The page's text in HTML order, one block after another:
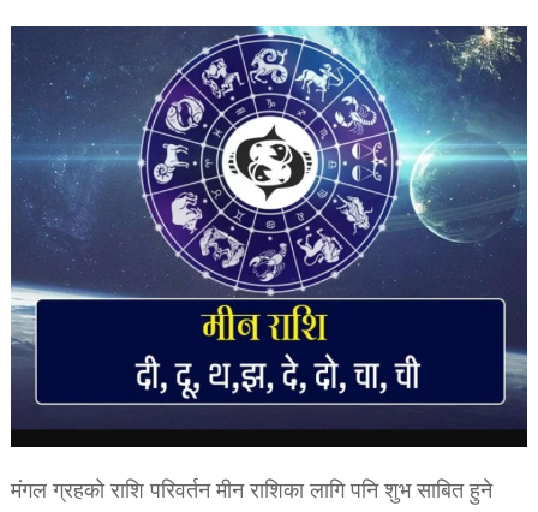
मंगल ग्रहको राशि परिवर्तन मीन राशिका लागि पनि शुभ साबित हुने